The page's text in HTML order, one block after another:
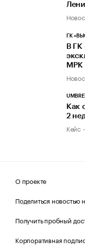
ГК
В
МРК
Как
2
Кейс
О проекте
Поделиться новостью
Получить пробный
Корпоративная